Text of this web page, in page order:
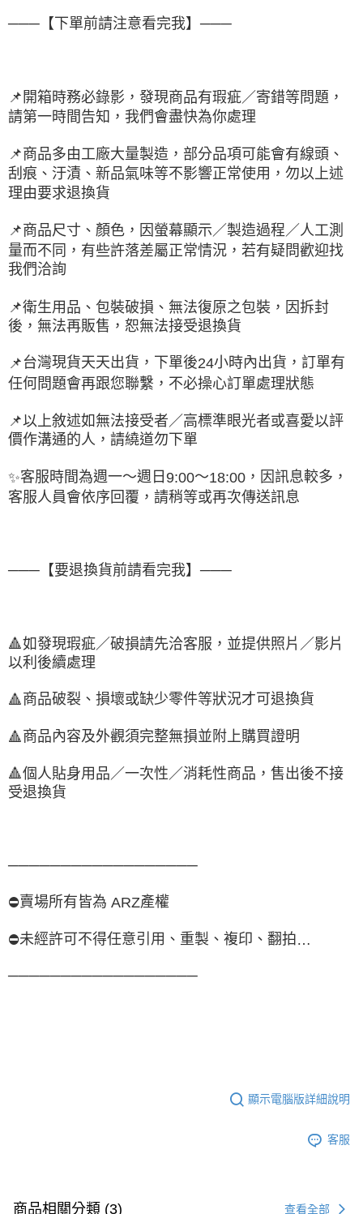
───【下單前請注意看完我】───
📌 開箱時務必錄影，發現商品有瑕疵／寄錯等問題，
請第一時間告知，我們會盡快為你處理
📌商品多由工廠大量製造，部分品項可能會有線頭、
刮痕、汙漬、新品氣味等不影響正常使用，勿以上述
理由要求退換貨
📌商品尺寸、顏色，因螢幕顯示／製造過程／人工測
量而不同，有些許落差屬正常情況，若有疑問歡迎找
我們洽詢
📌衛生用品、包裝破損、無法復原之包裝，因拆封
後，無法再販售，恕無法接受退換貨
📌 台灣現貨天天出貨，下單後24小時內出貨，訂單有
任何問題會再跟您聯繫，不必操心訂單處理狀態
📌以上敘述如無法接受者／高標準眼光者或喜愛以評
價作溝通的人，請繞道勿下單
✨客服時間為週一～週日 9:00～18:00 ，因訊息較多，
客服人員會依序回覆，請稍等或再次傳送訊息
───【要退換貨前請看完我】───
🔺如發現瑕疵／破損請先洽客服，並提供照片／影片
以利後續處理
🔺商品破裂、損壞或缺少零件等狀況才可退換貨
🔺商品內容及外觀須完整無損並附上購買證明
🔺個人貼身用品／一次性／消耗性商品，售出後不接
受退換貨
──────────────────
⛔賣場所有皆為 ARZ產權
⛔未經許可不得任意引用、重製、複印、翻拍…
──────────────────
顯示電腦版詳細說明
客服
商品相關分類 (3) 查看全部